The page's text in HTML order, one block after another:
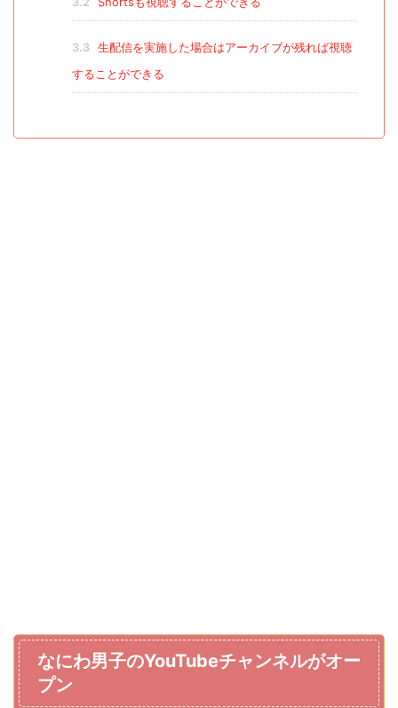
3.3
生配信を実施した場合はアーカイブが残れば視聴
することができる
なにわ男子のYouTubeチャンネルがオー
プン